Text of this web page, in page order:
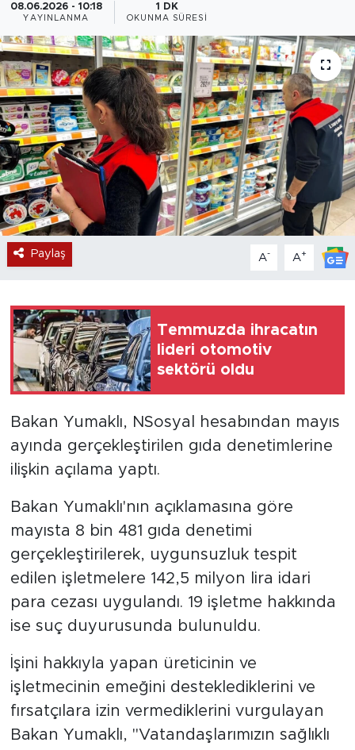
08.06.2026 - 10:18
YAYINLANMA
1 DK
OKUNMA SÜRESI
Paylaş A- A+
Temmuzda ihracatın
lideri otomotiv
sektörü oldu
Bakan Yumaklı, NSosyal hesabından mayıs
ayında gerçekleştirilen gıda denetimlerine
ilişkin açılama yaptı.
Bakan Yumaklı'nın açıklamasına göre
mayısta 8 bin 481 gıda denetimi
gerçekleştirilerek, uygunsuzluk tespit
edilen işletmelere 142,5 milyon lira idari
para cezası uygulandı. 19 işletme hakkında
ise suç duyurusunda bulunuldu.
İşini hakkıyla yapan üreticinin ve
işletmecinin emeğini desteklediklerini ve
fırsatçılara izin vermediklerini vurgulayan
Bakan Yumaklı, "Vatandaşlarımızın sağlıklı
Özel Haber
Politika
Resmi İlanlar
Sağlık
Spor
Turizm